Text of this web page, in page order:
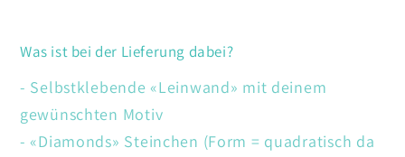
Was ist bei der Lieferung dabei?
- Selbstklebende «Leinwand» mit deinem
gewünschten Motiv
- «Diamonds» Steinchen (Form = quadratisch da